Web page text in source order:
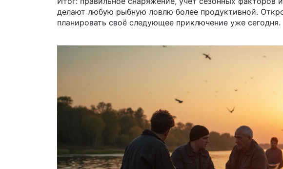
делают любую рыбную ловлю более продуктивной.
планировать своё следующее приключение уже сегодня.